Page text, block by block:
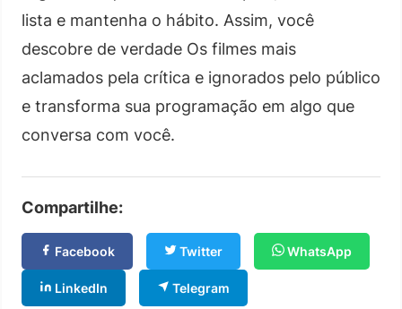
lista e mantenha o hábito. Assim, você
descobre de verdade Os filmes mais
aclamados pela crítica e ignorados pelo público
e transforma sua programação em algo que
conversa com você.
Compartilhe:
Facebook Twitter WhatsApp
LinkedIn Telegram